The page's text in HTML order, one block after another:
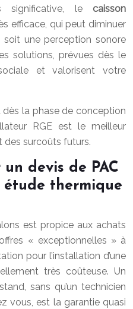
significative, le caisson
efficace, qui peut diminuer
une perception sonore
solutions, prévues dès le
et valorisent votre
la phase de conception
RGE est le meilleur
des surcoûts futurs.
devis de PAC
étude thermique
est propice aux achats
« exceptionnelles » à
pour l’installation d’une
très coûteuse. Un
sans qu’un technicien
vous, est la garantie quasi